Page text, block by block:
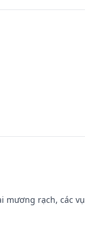
mương rạch, các